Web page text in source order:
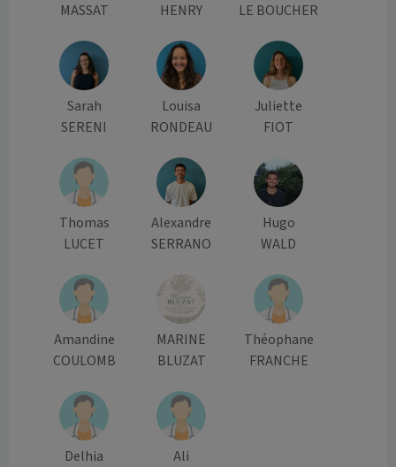
MASSAT
HENRY
LE BOUCHER
Sarah
SERENI
Louisa
RONDEAU
Juliette
FIOT
Thomas
LUCET
Alexandre
SERRANO
Hugo
WALD
Amandine
COULOMB
MARINE
BLUZAT
Théophane
FRANCHE
Delhia
Ali